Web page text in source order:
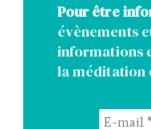
Pour être
évènements
informations
la méditation